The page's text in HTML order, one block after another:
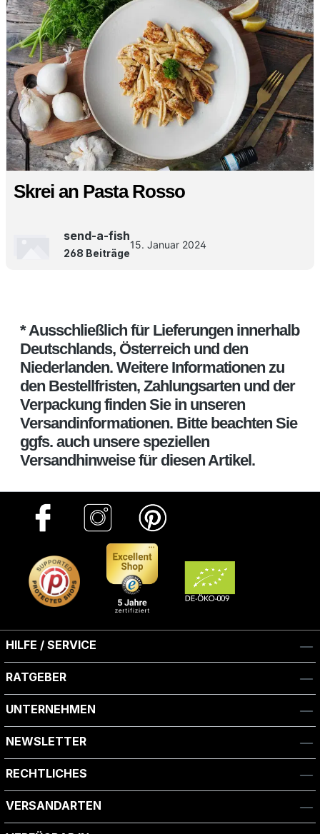
Skrei an Pasta Rosso
send-a-fish
268 Beiträge
15. Januar 2024
* Ausschließlich für Lieferungen innerhalb
Deutschlands, Österreich und den
Niederlanden. Weitere Informationen zu
den Bestellfristen, Zahlungsarten und der
Verpackung finden Sie in unseren
Versandinformationen. Bitte beachten Sie
ggfs. auch unsere speziellen
Versandhinweise für diesen Artikel.
HILFE / SERVICE
RATGEBER
UNTERNEHMEN
NEWSLETTER
RECHTLICHES
VERSANDARTEN